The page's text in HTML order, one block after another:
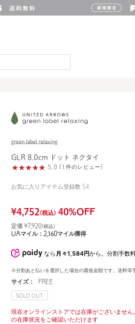
green label relaxing
GLR 8.0cm ドット ネクタイ
5.0 (1件のレビュー)
お気に入りアイテム登録数 54
¥4,752(税込) 40%OFF
定価 ¥7,920(税込)
UAマイル： 2,160マイル獲得
なら 月々1,584円から。分割手数
※分割あと払いを選択した場合の最低金額です。送料等
サイズ： FREE
SOLD OUT
現在オンラインストアでは在庫がございませ
の在庫状況をご確認いただけます